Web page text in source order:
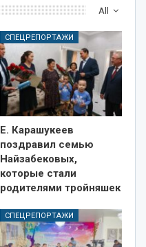
All
СПЕЦРЕПОРТАЖИ
Е. Карашукеев
поздравил семью
Найзабековых,
которые стали
родителями тройняшек
СПЕЦРЕПОРТАЖИ